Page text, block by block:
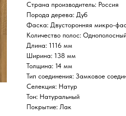
Страна производитель: Россия
Порода дерева: Дуб
Фаска: Двусторонняя микро-
Количество полос:
Длина: 1116 мм
Ширина: 138 мм
Толщина: 14 мм
Тип соединения: Замковое
Селекция: Натур
Тон: Натуральный
Покрытие: Лак